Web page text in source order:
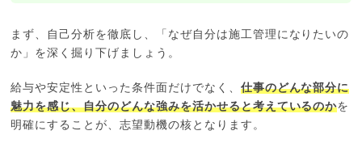
まず、自己分析を徹底し、「なぜ自分は施工管理になりたいの
か」を深く掘り下げましょう。
給与や安定性といった条件面だけでなく、 仕事のどんな部分に
魅力を感じ、自分のどんな強みを活かせると考えているのかを
明確にすることが、志望動機の核となります。